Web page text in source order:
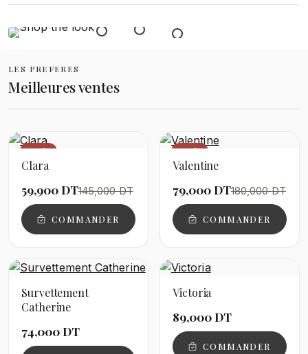
LES PREFERES
Meilleures ventes
−59%
Clara
59,900 DT145,000 DT
COMMANDER
−56%
Valentine
79,000 DT180,000 DT
COMMANDER
Survettement
Catherine
74,000 DT
Victoria
89,000 DT
COMMANDER